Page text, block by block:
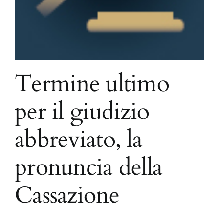
Termine ultimo
per il giudizio
abbreviato, la
pronuncia della
Cassazione